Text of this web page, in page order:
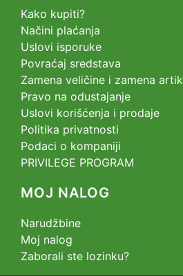
Kako kupiti?
Načini plaćanja
Uslovi isporuke
Povraćaj sredstava
Zamena veličine i zamena
Pravo na odustajanje
Uslovi korišćenja i prodaje
Politika privatnosti
Podaci o kompaniji
PRIVILEGE PROGRAM
MOJ NALOG
Narudžbine
Moj nalog
Zaborali ste lozinku?